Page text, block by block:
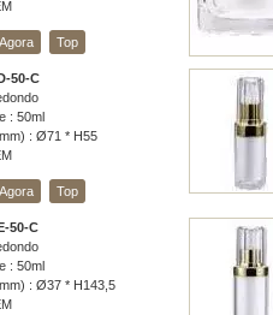
Top
50-C
: 50ml
: Ø71 * H55
Top
50-C
: 50ml
: Ø37 * H143,5